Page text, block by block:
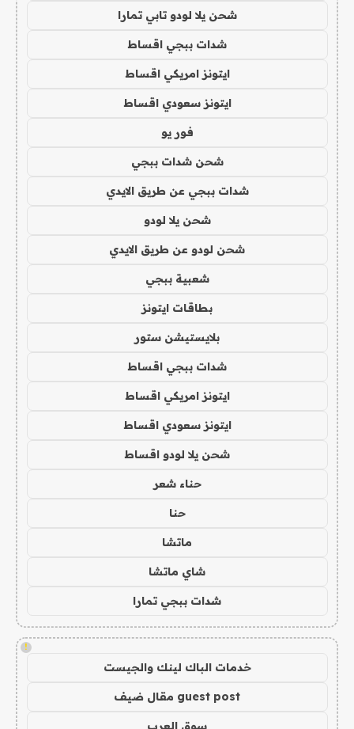
شحن يلا لودو تابي تمارا
شدات ببجي اقساط
ايتونز امريكي اقساط
ايتونز سعودي اقساط
فور يو
شحن شدات ببجي
شدات ببجي عن طريق الايدي
شحن يلا لودو
شحن لودو عن طريق الايدي
شعبية ببجي
بطاقات ايتونز
بلايستيشن ستور
شدات ببجي اقساط
ايتونز امريكي اقساط
ايتونز سعودي اقساط
شحن يلا لودو اقساط
حناء شعر
حنا
ماتشا
شاي ماتشا
شدات ببجي تمارا
!
خدمات الباك لينك والجيست
guest post مقال ضيف
سوق العرب